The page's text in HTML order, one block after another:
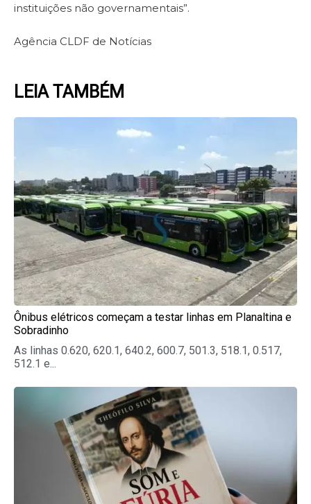
instituições não governamentais”.
Agência CLDF de Notícias
LEIA TAMBÉM
Ônibus elétricos começam a testar linhas em Planaltina e
Sobradinho
As linhas 0.620, 620.1, 640.2, 600.7, 501.3, 518.1, 0.517,
512.1 e...
Page